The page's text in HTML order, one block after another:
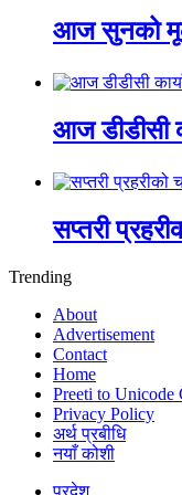
आज सुनको
आज डीडीसी
सप्तरी
Trending
About
Advertisement
Contact
Home
Preeti to Unicode
Privacy Policy
अर्थ प्रबीधि
नयाँ कोशी
प्रदेश